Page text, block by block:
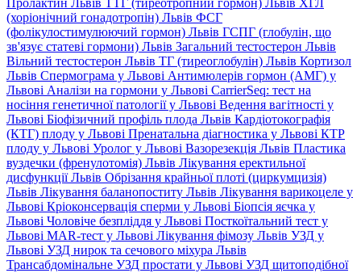
Пролактин Львів ТТГ (тиреотропний гормон) Львів ХГЛ
(хоріонічний гонадотропін) Львів ФСГ
(фолікулостимулюючий гормон) Львів ГСПГ (глобулін, що
зв'язує статеві гормони) Львів Загальний тестостерон Львів
Вільний тестостерон Львів ТГ (тиреоглобулін) Львів Кортизол
Львів Спермограма у Львові Антимюлерів гормон (АМГ) у
Львові Аналізи на гормони у Львові CarrierSeq: тест на
носіння генетичної патології у Львові Ведення вагітності у
Львові Біофізичний профіль плода Львів Кардіотокографія
(КТГ) плоду у Львові Пренатальна діагностика у Львові КТР
плоду у Львові Уролог у Львові Вазорезекція Львів Пластика
вуздечки (френулотомія) Львів Лікування еректильної
дисфункції Львів Обрізання крайньої плоті (циркумцизія)
Львів Лікування баланопоститу Львів Лікування варикоцеле у
Львові Кріоконсервація сперми у Львові Біопсія яєчка у
Львові Чоловіче безпліддя у Львові Посткоїтальний тест у
Львові MAR-тест у Львові Лікування фімозу Львів УЗД у
Львові УЗД нирок та сечового міхура Львів
Трансабдомінальне УЗД простати у Львові УЗД щитоподібної